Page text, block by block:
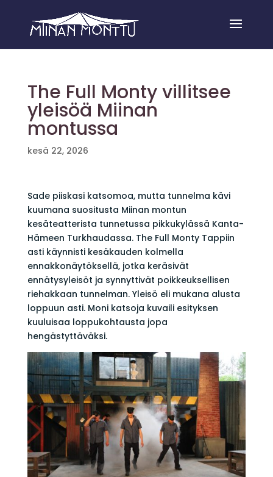
The Full Monty villitsee
yleisöä Miinan
montussa
kesä 22, 2026
Sade piiskasi katsomoa, mutta tunnelma kävi
kuumana suositusta Miinan montun
kesäteatterista tunnetussa pikkukylässä Kanta-
Hämeen Turkhaudassa. The Full Monty Tappiin
asti käynnisti kesäkauden kolmella
ennakkonäytöksellä, jotka keräsivät
ennätysyleisöt ja synnyttivät poikkeuksellisen
riehakkaan tunnelman. Yleisö eli mukana alusta
loppuun asti. Moni katsoja kuvaili esityksen
kuuluisaa loppukohtausta jopa
hengästyttäväksi.